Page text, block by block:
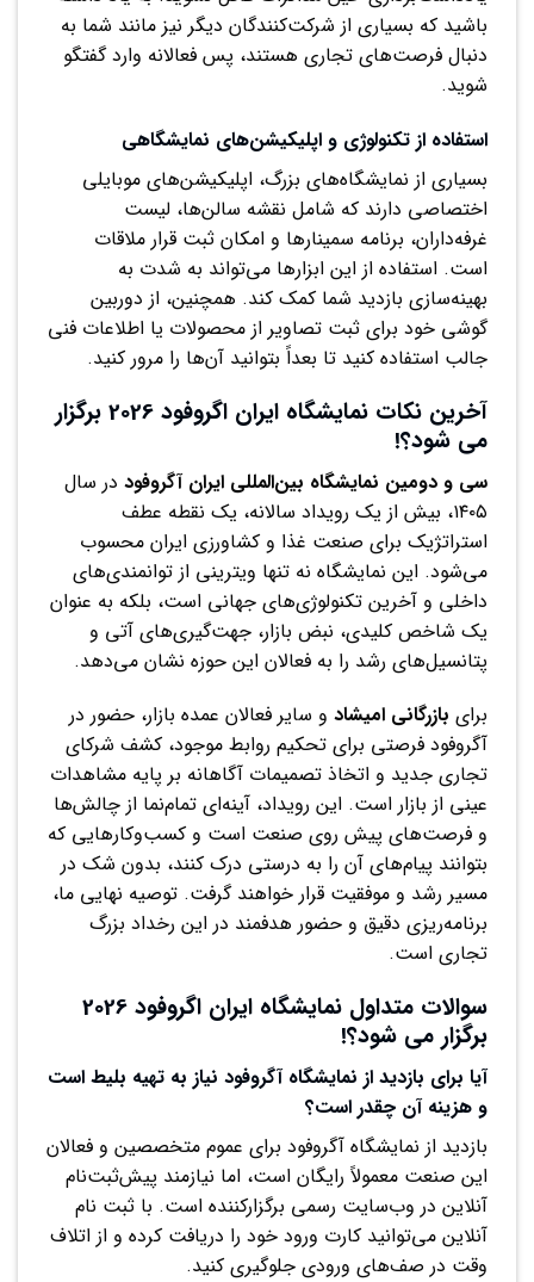
باشید که بسیاری از شرکت‌کنندگان دیگر نیز مانند شما به
دنبال فرصت‌های تجاری هستند، پس فعالانه وارد گفتگو
شوید.
استفاده از تکنولوژی و اپلیکیشن‌های نمایشگاهی
بسیاری از نمایشگاه‌های بزرگ، اپلیکیشن‌های موبایلی
اختصاصی دارند که شامل نقشه سالن‌ها، لیست
غرفه‌داران، برنامه‌ سمینارها و امکان ثبت قرار ملاقات
است. استفاده از این ابزارها می‌تواند به شدت به
بهینه‌سازی بازدید شما کمک کند. همچنین، از دوربین
گوشی خود برای ثبت تصاویر از محصولات یا اطلاعات فنی
جالب استفاده کنید تا بعداً بتوانید آن‌ها را مرور کنید.
آخرین نکات نمایشگاه ایران اگروفود 2026 برگزار
می شود؟!
سی و دومین نمایشگاه بین‌المللی ایران آگروفود در سال
۱۴۰۵، بیش از یک رویداد سالانه، یک نقطه عطف
استراتژیک برای صنعت غذا و کشاورزی ایران محسوب
می‌شود. این نمایشگاه نه تنها ویترینی از توانمندی‌های
داخلی و آخرین تکنولوژی‌های جهانی است، بلکه به عنوان
یک شاخص کلیدی، نبض بازار، جهت‌گیری‌های آتی و
پتانسیل‌های رشد را به فعالان این حوزه نشان می‌دهد.
برای بازرگانی امیشاد و سایر فعالان عمده بازار، حضور در
آگروفود فرصتی برای تحکیم روابط موجود، کشف شرکای
تجاری جدید و اتخاذ تصمیمات آگاهانه بر پایه مشاهدات
عینی از بازار است. این رویداد، آینه‌ای تمام‌نما از چالش‌ها
و فرصت‌های پیش روی صنعت است و کسب‌وکارهایی که
بتوانند پیام‌های آن را به درستی درک کنند، بدون شک در
مسیر رشد و موفقیت قرار خواهند گرفت. توصیه نهایی ما،
برنامه‌ریزی دقیق و حضور هدفمند در این رخداد بزرگ
تجاری است.
سوالات متداول نمایشگاه ایران اگروفود 2026
برگزار می شود؟!
آیا برای بازدید از نمایشگاه آگروفود نیاز به تهیه بلیط است
و هزینه آن چقدر است؟
بازدید از نمایشگاه آگروفود برای عموم متخصصین و فعالان
این صنعت معمولاً رایگان است، اما نیازمند پیش‌ثبت‌نام
آنلاین در وب‌سایت رسمی برگزارکننده است. با ثبت نام
آنلاین می‌توانید کارت ورود خود را دریافت کرده و از اتلاف
وقت در صف‌های ورودی جلوگیری کنید.